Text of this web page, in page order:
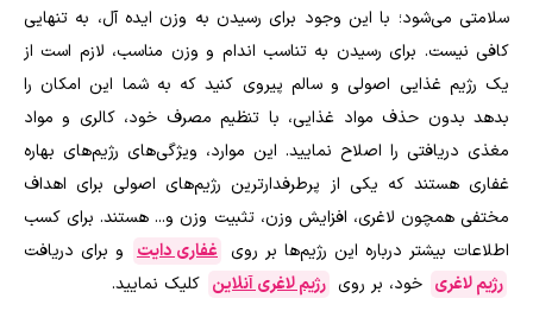
سلامتی می‌شود؛ با این وجود برای رسیدن به وزن ایده آل، به تنهایی
کافی نیست. برای رسیدن به تناسب اندام و وزن مناسب، لازم است از
یک رژیم غذایی اصولی و سالم پیروی کنید که به شما این امکان را
بدهد بدون حذف مواد غذایی، با تنظیم مصرف خود، کالری و مواد
مغذی دریافتی را اصلاح نمایید. این موارد، ویژگی‌های رژیم‌های بهاره
غفاری هستند که یکی از پرطرفدارترین رژیم‌های اصولی برای اهداف
مختفی همچون لاغری، افزایش وزن، تثبیت وزن و... هستند. برای کسب
اطلاعات بیشتر درباره این رژیم‌ها بر روی غفاری دایت و برای دریافت
رژیم لاغری خود، بر روی رژیم لاغری آنلاین کلیک نمایید.